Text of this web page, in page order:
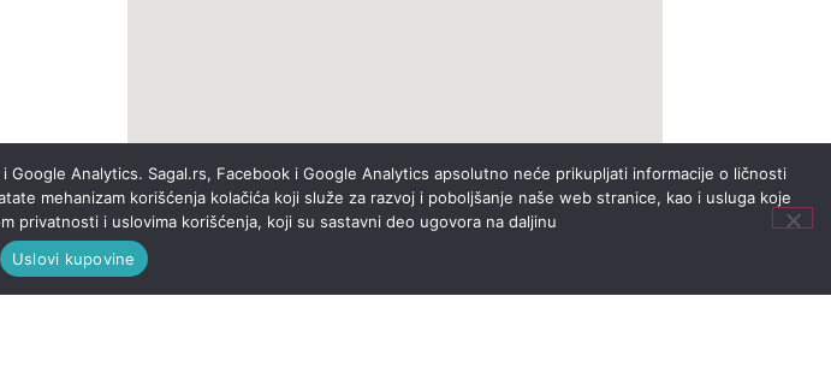
Analytics. Sagal.rs, Facebook i Google Analytics apsolutno neće prikupljati informacije o ličnosti
mehanizam korišćenja kolačića koji služe za razvoj i poboljšanje naše web stranice, kao i usluga koje
privatnosti i uslovima korišćenja, koji su sastavni deo ugovora na daljinu
Uslovi kupovine